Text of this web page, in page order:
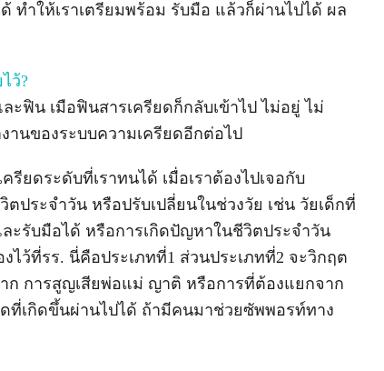
ทำให้เราเตรียมพร้อม รับมือ แล้วก็ผ่านไปได้ ผล
ว้?
ะฟิน เมือฟินสารเครียดก็กลับเข้าไป ไม่อยู่ ไม่
านของระบบความเครียดอีกต่อไป
รียดระดับที่เราทนได้ เมื่อเราต้องไปเจอกับ
ประจำวัน หรือปรับเปลี่ยนในช่วงวัย เช่น วัยเด็กที่
ะรับมือได้ หรือการเกิดปัญหาในชีวิตประจำวัน
ไว้ที่รร. นี่คือประเภทที่1 ส่วนประเภทที่2 จะวิกฤต
ก การสูญเสียพ่อแม่ ญาติ หรือการที่ต้องแยกจาก
ที่เกิดขึ้นผ่านไปได้ ถ้ามีคนมาช่วยซัพพอรท์ทาง